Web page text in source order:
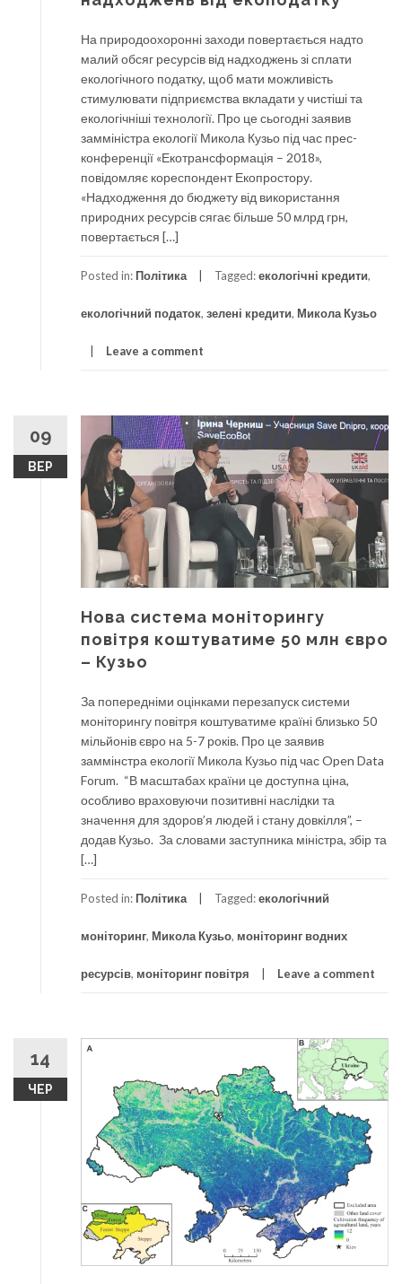
На природоохоронні заходи повертається надто
малий обсяг ресурсів від надходжень зі сплати
екологічного податку, щоб мати можливість
стимулювати підприємства вкладати у чистіші та
екологічніші технології. Про це сьогодні заявив
замміністра екології Микола Кузьо під час прес-
конференції «Екотрансформація – 2018»,
повідомляє кореспондент Екопростору.
«Надходження до бюджету від використання
природних ресурсів сягає більше 50 млрд грн,
повертається […]
Posted in: Політика Tagged:екологічні кредити,
екологічний податок, зелені кредити, Микола Кузьо
Leave a comment
09
ВЕР
Нова система моніторингу
повітря коштуватиме 50 млн євро
– Кузьо
За попередніми оцінками перезапуск системи
моніторингу повітря коштуватиме країні близько 50
мільйонів євро на 5-7 років. Про це заявив
заммінстра екології Микола Кузьо під час Open Data
Forum. “В масштабах країни це доступна ціна,
особливо враховуючи позитивні наслідки та
значення для здоров’я людей і стану довкілля”, –
додав Кузьо. За словами заступника міністра, збір та
[…]
Posted in: Політика Tagged:екологічний
моніторинг, Микола Кузьо, моніторинг водних
ресурсів, моніторинг повітря Leave a comment
14
ЧЕР